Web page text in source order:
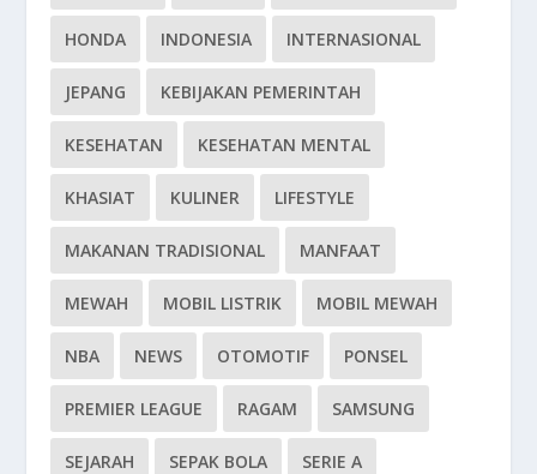
HONDA INDONESIA INTERNASIONAL
JEPANG KEBIJAKAN PEMERINTAH
KESEHATAN KESEHATAN MENTAL
KHASIAT KULINER LIFESTYLE
MAKANAN TRADISIONAL MANFAAT
MEWAH MOBIL LISTRIK MOBIL MEWAH
NBA NEWS OTOMOTIF PONSEL
PREMIER LEAGUE RAGAM SAMSUNG
SEJARAH SEPAK BOLA SERIE A